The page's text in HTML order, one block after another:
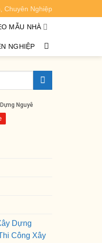
Chuyên Nghiệp
MẪU NHÀ
NGHIỆP
Dựng
Công Xây
XEM CHI TIẾT